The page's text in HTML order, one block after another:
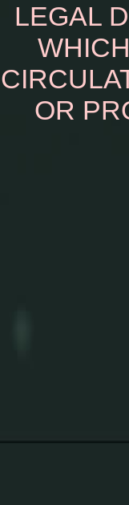
LEGAL
OR